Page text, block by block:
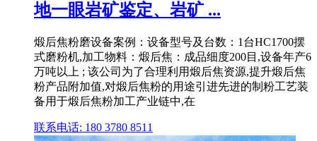
地一眼岩矿鉴定、岩矿 ...
煅后焦粉磨设备案例：设备型号及台数：1台HC1700摆
式磨粉机,加工物料：煅后焦：成品细度200目,设备年产6
万吨以上 ; 该公司为了合理利用煅后焦资源,提升煅后焦
粉产品附加值,对煅后焦粉的用途引进先进的制粉工艺装
备用于煅后焦粉加工产业链中,在
联系电话: 180 3780 8511